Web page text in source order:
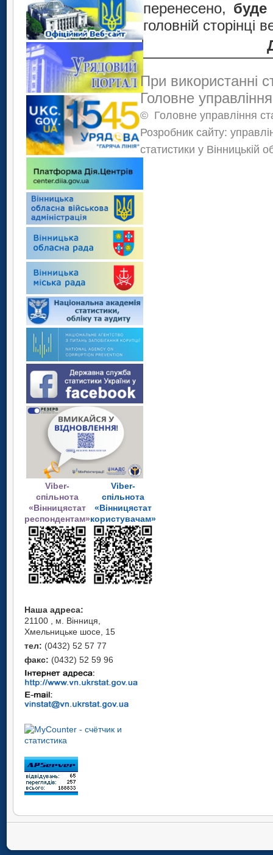
Viber-
спільнота
«Вінницястат
респондентам»
Viber-
спільнота
«Вінницястат
користувачам»
Наша адреса:
21100 , м. Вінниця,
Хмельницьке шосе, 15
тел: (0432) 52 57 77
факс: (0432) 52 59 96
перенесено,
головній сторінці
При використанні
Головне
© Головне управління
Розробник сайту:
статистики у Вінницькій